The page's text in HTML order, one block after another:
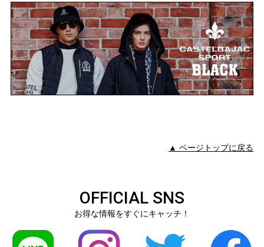
▲ ページトップに戻る
OFFICIAL SNS
お得な情報をすぐにキャッチ！